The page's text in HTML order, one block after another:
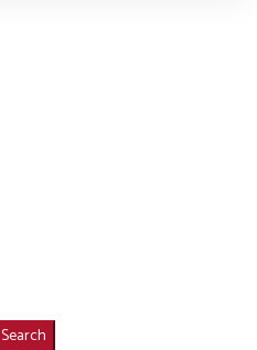
Search